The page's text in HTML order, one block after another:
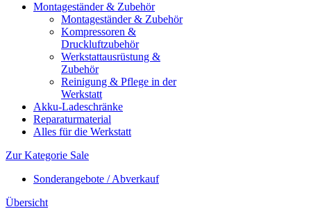
Montageständer & Zubehör
Montageständer & Zubehör
Kompressoren &
Druckluftzubehör
Werkstattausrüstung &
Zubehör
Reinigung & Pflege in der
Werkstatt
Akku-Ladeschränke
Reparaturmaterial
Alles für die Werkstatt
Zur Kategorie Sale
Sonderangebote / Abverkauf
Übersicht